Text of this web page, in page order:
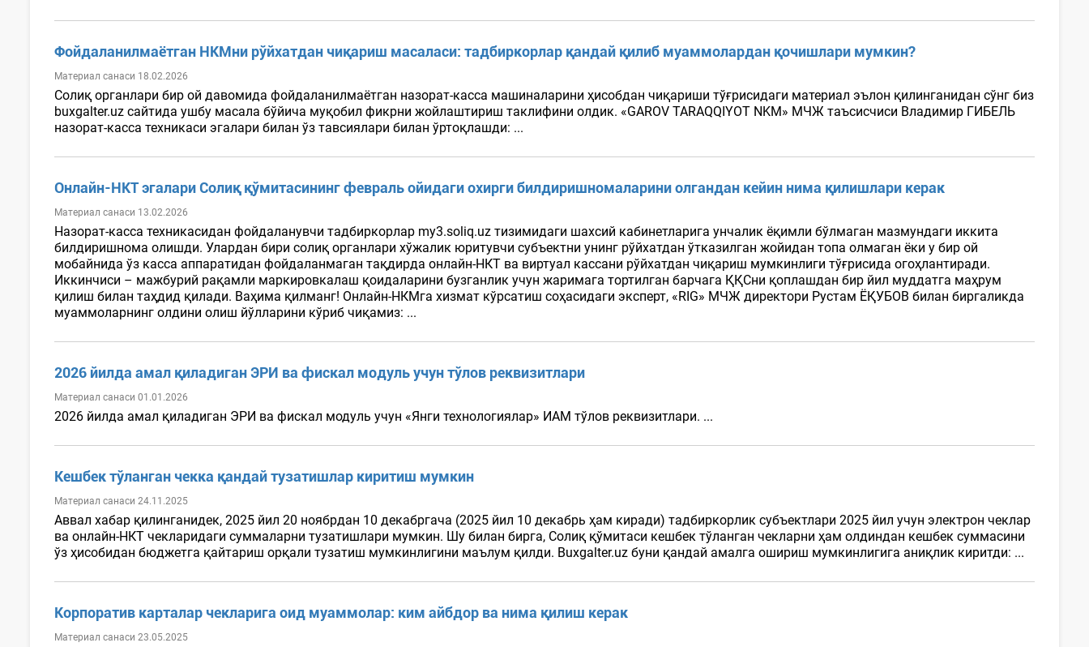
Фойдаланилмаётган НКМни рўйхатдан чиқариш масаласи: тадбиркорлар қандай қилиб муаммолардан қочишлари мумкин?
Материал санаси 18.02.2026
Солиқ органлари бир ой давомида фойдаланилмаётган назорат-касса машиналарини ҳисобдан чиқариши тўғрисидаги материал эълон қилинганидан сўнг биз
buxgalter.uz сайтида ушбу масала бўйича муқобил фикрни жойлаштириш таклифини олдик. «GAROV TARAQQIYOT NKM» МЧЖ таъсисчиси Владимир ГИБЕЛЬ
назорат-касса техникаси эгалари билан ўз тавсиялари билан ўртоқлашди: ...
Онлайн-НКТ эгалари Солиқ қўмитасининг февраль ойидаги охирги билдиришномаларини олгандан кейин нима қилишлари керак
Материал санаси 13.02.2026
Назорат-касса техникасидан фойдаланувчи тадбиркорлар my3.soliq.uz тизимидаги шахсий кабинетларига унчалик ёқимли бўлмаган мазмундаги иккита
билдиришнома олишди. Улардан бири солиқ органлари хўжалик юритувчи субъектни унинг рўйхатдан ўтказилган жойидан топа олмаган ёки у бир ой
мобайнида ўз касса аппаратидан фойдаланмаган тақдирда онлайн-НКТ ва виртуал кассани рўйхатдан чиқариш мумкинлиги тўғрисида огоҳлантиради.
Иккинчиси – мажбурий рақамли маркировкалаш қоидаларини бузганлик учун жаримага тортилган барчага ҚҚСни қоплашдан бир йил муддатга маҳрум
қилиш билан таҳдид қилади. Ваҳима қилманг! Онлайн-НКМга хизмат кўрсатиш соҳасидаги эксперт, «RIG» МЧЖ директори Рустам ЁҚУБОВ билан биргаликда
муаммоларнинг олдини олиш йўлларини кўриб чиқамиз: ...
2026 йилда амал қиладиган ЭРИ ва фискал модуль учун тўлов реквизитлари
Материал санаси 01.01.2026
2026 йилда амал қиладиган ЭРИ ва фискал модуль учун «Янги технологиялар» ИАМ тўлов реквизитлари. ...
Кешбек тўланган чекка қандай тузатишлар киритиш мумкин
Материал санаси 24.11.2025
Аввал хабар қилинганидек, 2025 йил 20 ноябрдан 10 декабргача (2025 йил 10 декабрь ҳам киради) тадбиркорлик субъектлари 2025 йил учун электрон чеклар
ва онлайн-НКТ чекларидаги суммаларни тузатишлари мумкин. Шу билан бирга, Солиқ қўмитаси кешбек тўланган чекларни ҳам олдиндан кешбек суммасини
ўз ҳисобидан бюджетга қайтариш орқали тузатиш мумкинлигини маълум қилди. Buxgalter.uz буни қандай амалга ошириш мумкинлигига аниқлик киритди: ...
Корпоратив карталар чекларига оид муаммолар: ким айбдор ва нима қилиш керак
Материал санаси 23.05.2025